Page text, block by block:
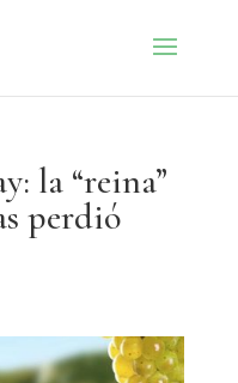
la “reina”
perdió